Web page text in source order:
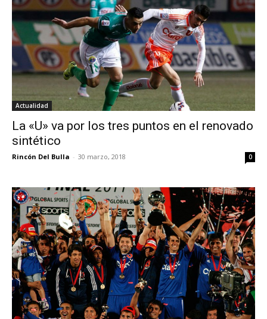
Actualidad
La «U» va por los tres puntos en el renovado
sintético
Rincón Del Bulla - 30 marzo, 2018 0